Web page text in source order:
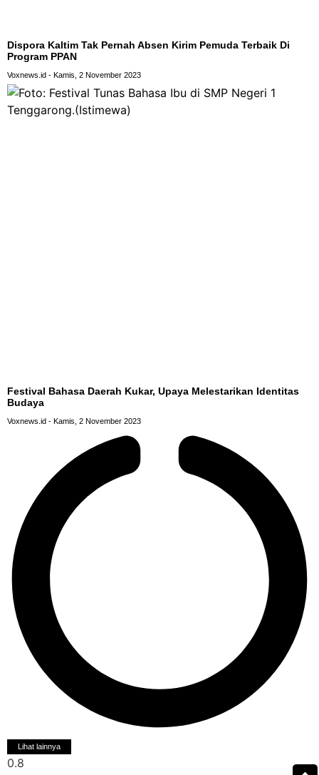
Dispora Kaltim Tak Pernah Absen Kirim Pemuda Terbaik Di
Program PPAN
Voxnews.id Kamis, 2 November 2023
Festival Bahasa Daerah Kukar, Upaya Melestarikan Identitas
Budaya
Voxnews.id Kamis, 2 November 2023
Lihat lainnya